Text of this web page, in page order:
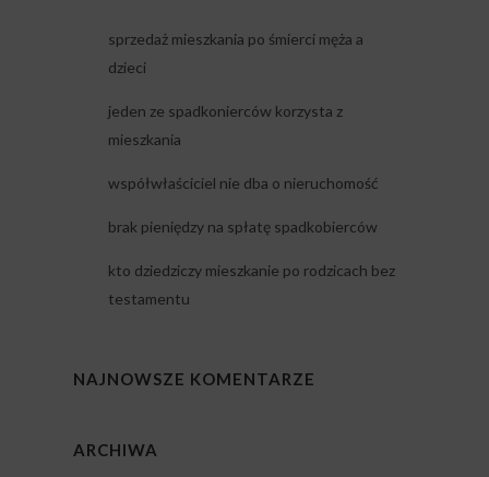
sprzedaż mieszkania po śmierci męża a
dzieci
jeden ze spadkonierców korzysta z
mieszkania
współwłaściciel nie dba o nieruchomość
brak pieniędzy na spłatę spadkobierców
kto dziedziczy mieszkanie po rodzicach bez
testamentu
NAJNOWSZE KOMENTARZE
ARCHIWA